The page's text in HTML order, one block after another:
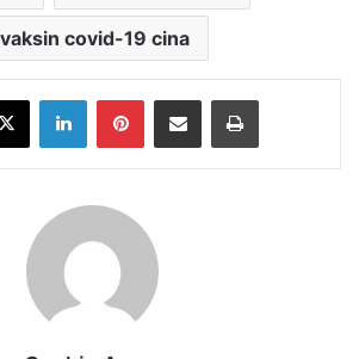
vaksin covid-19 cina
X LinkedInPinterestShare via Email Print